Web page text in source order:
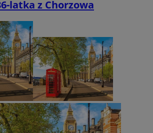
latka z Chorzowa